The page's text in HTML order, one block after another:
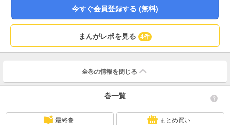
今すぐ会員登録する (無料)
まんがレポを見る 4件
全巻の情報を 閉じる
巻一覧
最終巻 まとめ買い